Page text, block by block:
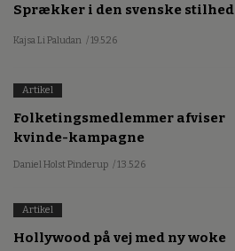
Sprækker i den svenske stilhed
Kajsa Li Paludan / 19.5.26
Artikel
Folketingsmedlemmer afviser
kvinde-kampagne
Daniel Holst Pinderup / 13.5.26
Artikel
Hollywood på vej med ny woke